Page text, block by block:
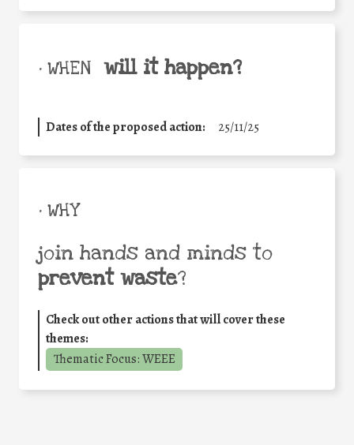
• WHEN will it happen?
Dates of the proposed action: 25/11/25
• WHY
join hands and minds to
prevent waste?
Check out other actions that will cover these
themes:
Thematic Focus: WEEE